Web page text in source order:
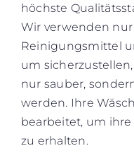
höchste
Wir verwenden
Reinigungsmittel
um
nur sauber,
werden. Ihre
bearbeitet, um
zu erhalten.